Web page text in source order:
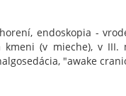
endoskopia -
(v mieche), v III.
"awake